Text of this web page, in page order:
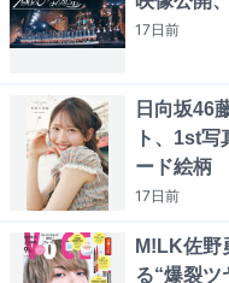
17日前
日向坂46
ト、1st
ード絵柄
17日前
M!LK佐野
る“爆裂ツ